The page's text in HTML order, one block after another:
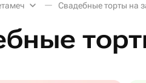
Свадебные торты на